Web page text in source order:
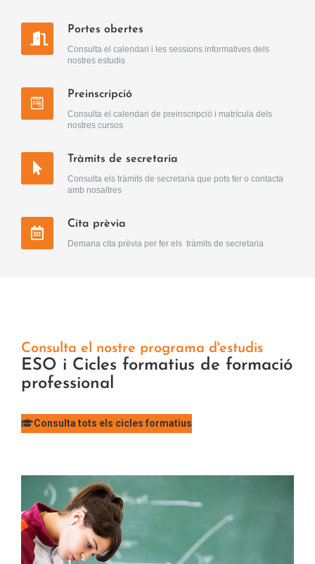
Portes obertes
Consulta el calendari i les sessions informatives dels
nostres estudis
Preinscripció
Consulta el calendari de preinscripció i matrícula dels
nostres cursos
Tràmits de secretaria
Consulta els tràmits de secretaria que pots fer o contacta
amb nosaltres
Cita prèvia
Demana cita prèvia per fer els tràmits de secretaria
Consulta el nostre programa d'estudis
ESO i Cicles formatius de formació
professional
Consulta tots els cicles formatius